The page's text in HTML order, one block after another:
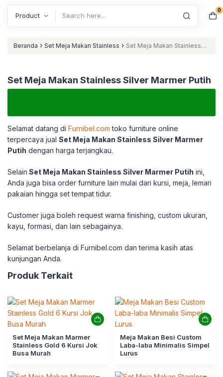
0
Beranda › Set Meja Makan Stainless › Set Meja Makan Stainless
Set Meja Makan Stainless Silver Marmer Putih
Selamat datang di Furnibel.com toko furniture online
terpercaya jual Set Meja Makan Stainless Silver Marmer
Putih dengan harga terjangkau.
Selain Set Meja Makan Stainless Silver Marmer Putih ini,
Anda juga bisa order furniture lain mulai dari kursi, meja, lemari
pakaian hingga set tempat tidur.
Customer juga boleh request warna finishing, custom ukuran,
kayu, formasi, dan lain sebagainya.
Selamat berbelanja di Furnibel.com dan terima kasih atas
kunjungan Anda.
Produk Terkait
Set Meja Makan Marmer
Stainless Gold 6 Kursi Jok
Busa Murah
Meja Makan Besi Custom
Laba-laba Minimalis Simpel
Lurus